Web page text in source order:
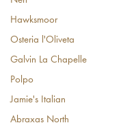
Hawksmoor
Osteria l'Oliveta
Galvin La Chapelle
Polpo
Jamie's Italian
Abraxas North